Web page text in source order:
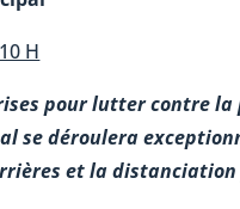
H
pour lutter contre
se déroulera
et la distanciation